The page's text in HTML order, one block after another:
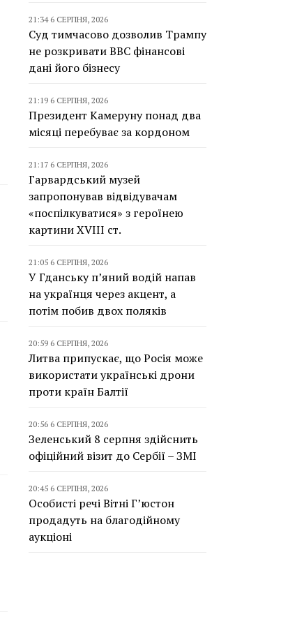
21:34 6 СЕРПНЯ, 2026
Суд тимчасово дозволив Трампу
не розкривати BBC фінансові
дані його бізнесу
21:19 6 СЕРПНЯ, 2026
Президент Камеруну понад два
місяці перебуває за кордоном
21:17 6 СЕРПНЯ, 2026
Гарвардський музей
запропонував відвідувачам
«поспілкуватися» з героїнею
картини XVIII ст.
21:05 6 СЕРПНЯ, 2026
У Гданську п’яний водій напав
на українця через акцент, а
потім побив двох поляків
20:59 6 СЕРПНЯ, 2026
Литва припускає, що Росія може
використати українські дрони
проти країн Балтії
20:56 6 СЕРПНЯ, 2026
Зеленський 8 серпня здійснить
офіційний візит до Сербії – ЗМІ
20:45 6 СЕРПНЯ, 2026
Особисті речі Вітні Г’юстон
продадуть на благодійному
аукціоні